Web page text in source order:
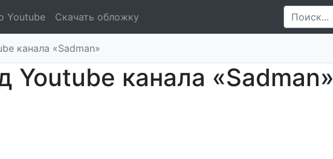
Youtube Скачать обложку
канала «Sadman»
Youtube канала «Sadman»